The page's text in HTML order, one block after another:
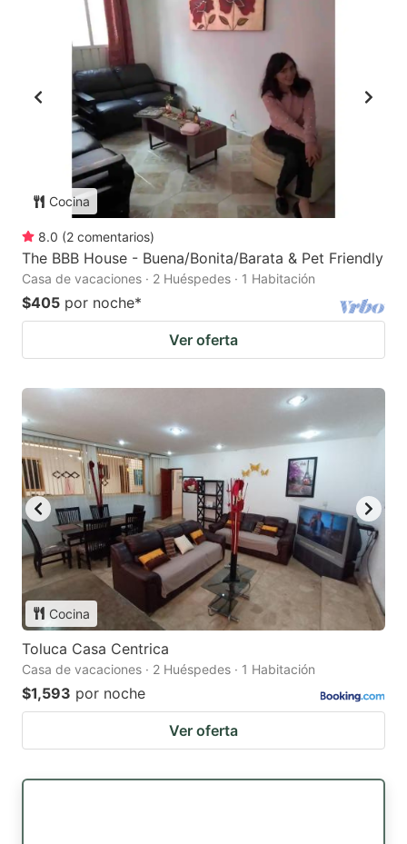
Cocina
8.0 (2 comentarios)
The BBB House - Buena/Bonita/Barata & Pet Friendly
Casa de vacaciones · 2 Huéspedes · 1 Habitación
$405 por noche*
Ver oferta
Cocina
Toluca Casa Centrica
Casa de vacaciones · 2 Huéspedes · 1 Habitación
$1,593 por noche
Ver oferta